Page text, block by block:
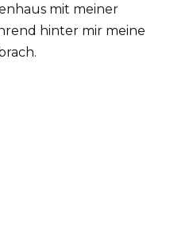
mit meiner
hinter mir meine